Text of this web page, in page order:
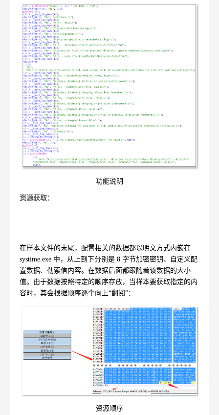
功能说明
资源获取：
在样本文件的末尾，配置相关的数据都以明文方式内嵌在
systime.exe 中，从上到下分别是 8 字节加密密钥、自定义配
置数据、勒索信内容。在数据后面都跟随着该数据的大小
值。由于数据按照特定的顺序存放，当样本要获取指定的内
容时，其会根据顺序逐个向上“翻阅”：
资源顺序